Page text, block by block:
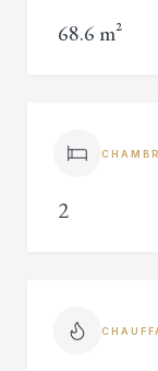
68.6 m²
2